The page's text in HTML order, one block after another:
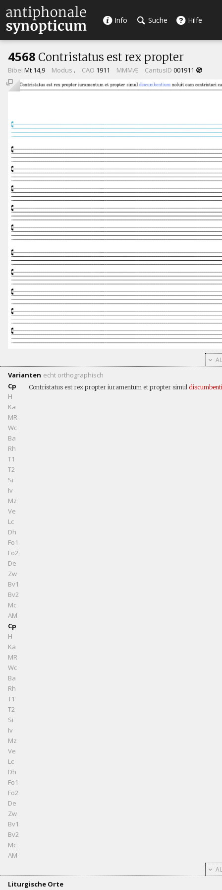
Info Suche Hilfe
4568 Contristatus est rex propter
Bibel Mt 14,9 Modus . CAO 1911 MMMÆ CantusID 001911
Varianten echt orthographisch
Cp
Contristatus est rex propter iuramentum et propter simul
H
Ka
MR
Wc
Ba
Rh
T1
T2
Si
Iv
Mz
Ve
Lc
Dh
Fo1
Fo2
De
Zw
Bv1
Bv2
Mc
AM
Cp
H
Ka
MR
Wc
Ba
Rh
T1
T2
Si
Iv
Mz
Ve
Lc
Dh
Fo1
Fo2
De
Zw
Bv1
Bv2
Mc
AM
Liturgische Orte